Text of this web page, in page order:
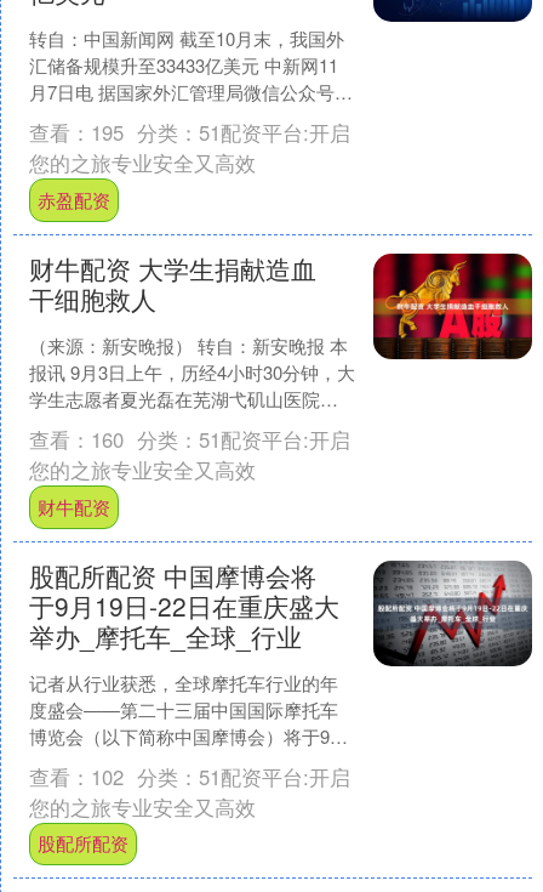
转自：中国新闻网 截至10月末，我国外
汇储备规模升至33433亿美元 中新网11
月7日电 据国家外汇管理局微信公众号消
息，国家外汇管理局统计数据显示，截
至202....
查看： 195 分类： 51配资平台:开启
您的之旅专业安全又高效
赤盈配资
财牛配资 大学生捐献造血
干细胞救人
（来源：新安晚报） 转自：新安晚报 本
报讯 9月3日上午，历经4小时30分钟，大
学生志愿者夏光磊在芜湖弋矶山医院成
功捐献造血干细胞混悬液213毫升，成为
中华骨髓....
查看： 160 分类： 51配资平台:开启
您的之旅专业安全又高效
财牛配资
股配所配资 中国摩博会将
于9月19日-22日在重庆盛大
举办_摩托车_全球_行业
记者从行业获悉，全球摩托车行业的年
度盛会——第二十三届中国国际摩托车
博览会（以下简称中国摩博会）将于9月
19日-22日在重庆国际博览中心举行。同
期，9月18日将....
查看： 102 分类： 51配资平台:开启
您的之旅专业安全又高效
股配所配资